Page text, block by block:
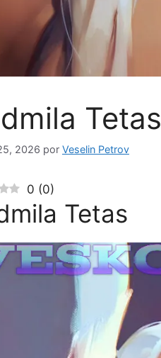
Tetas
2026 por Veselin Petrov
0 (0)
Tetas